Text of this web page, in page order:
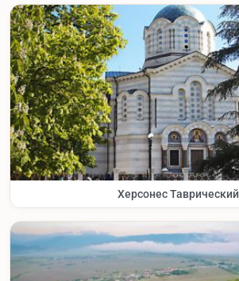
Херсонес Таврический